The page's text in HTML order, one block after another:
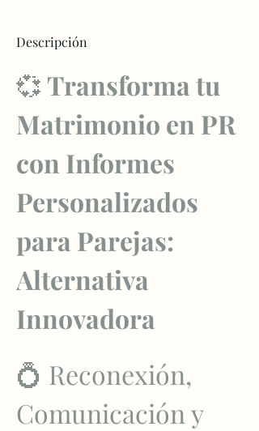
Descripción
💞 Transforma tu
Matrimonio en PR
con Informes
Personalizados
para Parejas:
Alternativa
Innovadora
💍 Reconexión,
Comunicación y